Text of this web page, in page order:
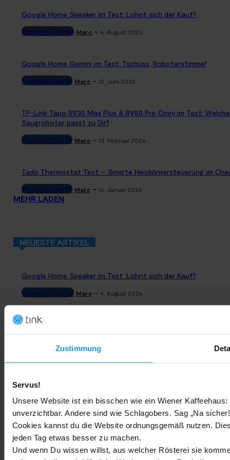
Zustimmung
Servus!
Unsere Website ist ein bisschen wie ein Wiener
unverzichtbar. Andere sind wie Schlagobers. Sag „Na
Cookies kannst du die Website ordnungsgemäß nutzen.
jeden Tag etwas besser zu machen.
Und wenn Du wissen willst, aus welcher Rösterei sie
Google Home Speaker im Test: Lohnt sich der Kauf?
Google Home Marc - 4. August 2026
Google Home Gemini im Test: Tschüss, Roboterstimme!
Produkttests Marc - 12. Juni 2026
TP-Link Tapo RV30 Max Plus & RV50 Pro Omni im Test:
Saugroboter passt zu Dir?
Produkttests Marc - 13. Februar 2026
Tado Thermostat Test – Smarte Heizkörpersteuerung im
Produkttests Marc - 16. Januar 2026
MEHR LADEN
NEUESTE ARTIKEL
Google Home Speaker im Test: Lohnt sich der Kauf?
Google Home Marc - 4. August 2026
Rauchmelder Test 2026: Die besten smarten Modelle für Dein
Bestenlisten Marc - 3. August 2026
Sony WH-CH730N geleakt: Alles zu Sonys neuen Budget-
Trends & Technologien Marc - 2. August 2026
Homematic IP Kamera: Die neue Kamerafamilie im Überblick